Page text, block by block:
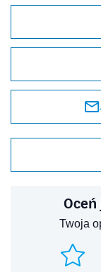
Oceń
Twoja